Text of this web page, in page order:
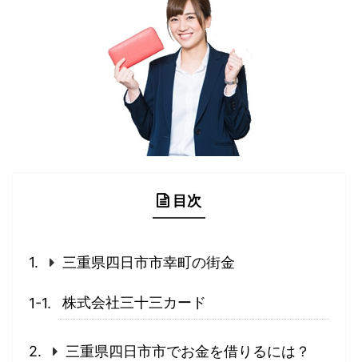
目次
三重県四日市市幸町の街金
株式会社三十三カード
三重県四日市市でお金を借りるには？